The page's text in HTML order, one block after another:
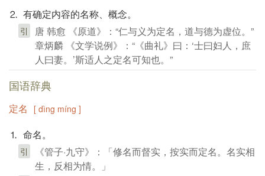
⒉ 有确定内容的名称、概念。
引
唐 韩愈 《原道》：“仁与义为定名，道与德为虚位。”
章炳麟 《文学说例》：“《曲礼》曰：‘士曰妇人，庶
人曰妻。’斯适人之定名可知也。”
国语辞典
定名 [ dìng míng ]
⒈ 命名。
引
《管子·九守》：「修名而督实，按实而定名。名实相
生，反相为情。」